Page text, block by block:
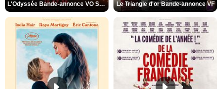
L'Odyssée Bande-annonce VO STFR Le Triangle d'or Bande-annonce VF